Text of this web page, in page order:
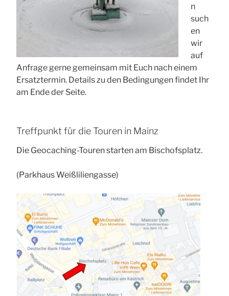
n
such
en
wir
auf
Anfrage gerne gemeinsam mit Euch nach einem
Ersatztermin. Details zu den Bedingungen findet Ihr
am Ende der Seite.
Treffpunkt für die Touren in Mainz
Die Geocaching-Touren starten am Bischofsplatz.
(Parkhaus Weißliliengasse)